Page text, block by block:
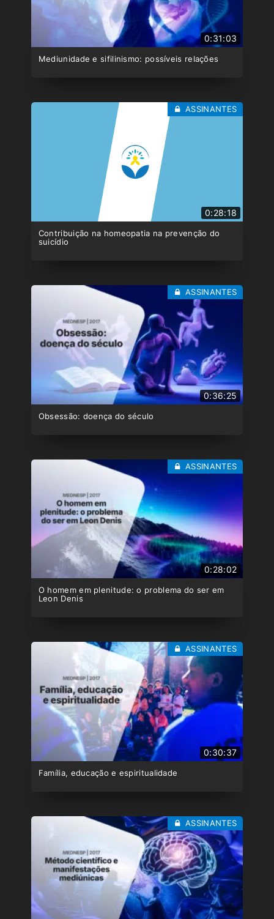
0:31:03
Mediunidade e sifilinismo: possíveis relações
0:28:18
Contribuição na homeopatia na prevenção do
suicídio
ASSINANTES
0:36:25
Obsessão: doença do século
ASSINANTES
0:28:02
O homem em plenitude: o problema do ser em
Leon Denis
ASSINANTES
0:30:37
Família, educação e espiritualidade
ASSINANTES
ASSINANTES